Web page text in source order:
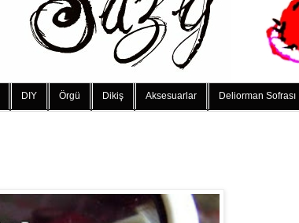
DIY Örgü Dikiş Aksesuarlar Deliorman Sofrası